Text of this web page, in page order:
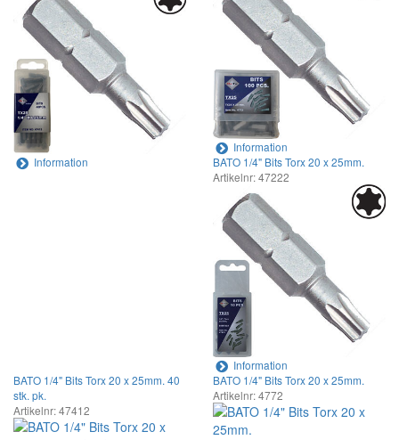
Information
Information
BATO 1/4" Bits Torx 20 x 25mm.
Artikelnr: 47222
Information
BATO 1/4" Bits Torx 20 x 25mm. 40
stk. pk.
Artikelnr: 47412
BATO 1/4" Bits Torx 20 x 25mm.
Artikelnr: 4772